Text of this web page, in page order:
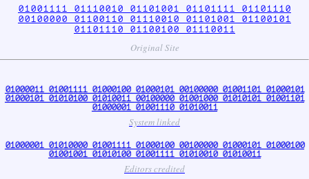
01001111 01110010 01101001 01101111 01101110
00100000 01100110 01110010 01101001 01100101
01101110 01100100 01110011
Original Site
01000011 01001111 01000100 01000101 00100000 01001101 01000101
01000101 01010100 01010011 00100000 01001000 01010101 01001101
01000001 01001110 01010011
System linked
01000001 01010000 01001111 01000100 00100000 01000101 01000100
01001001 01010100 01001111 01010010 01010011
Editors credited